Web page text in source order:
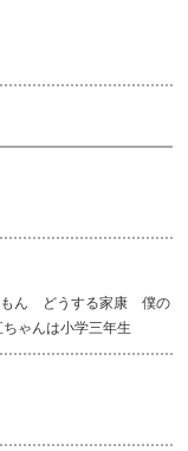
もん どうする家康 僕の
ゃんは小学三年生